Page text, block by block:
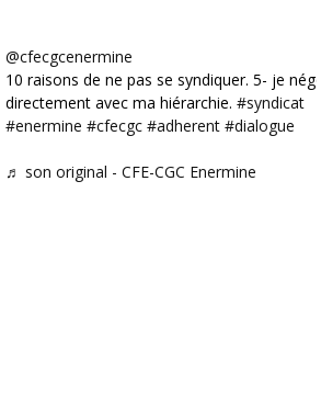
@cfecgcenermine
10 raisons de ne pas se syndiquer. 5- je
directement avec ma hiérarchie. #syndicat
#enermine #cfecgc #adherent #dialogue
♬ son original - CFE-CGC Enermine